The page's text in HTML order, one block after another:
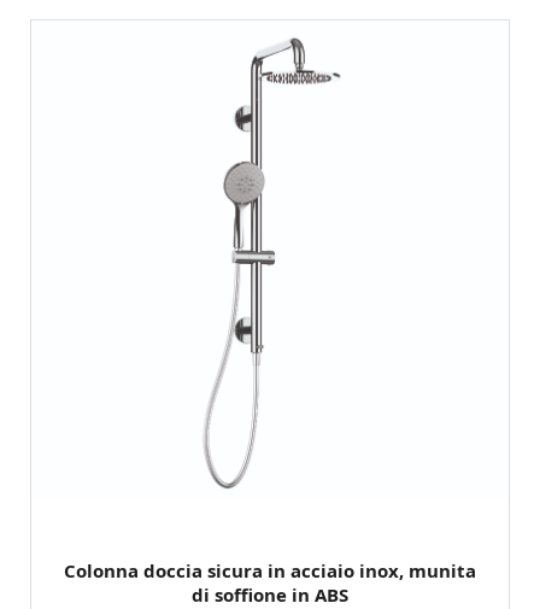
Colonna doccia sicura in acciaio inox, munita
di soffione in ABS